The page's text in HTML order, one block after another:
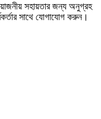
সহায়তার জন্য অনুগ্রহ
সাথে যোগাযোগ করুন।